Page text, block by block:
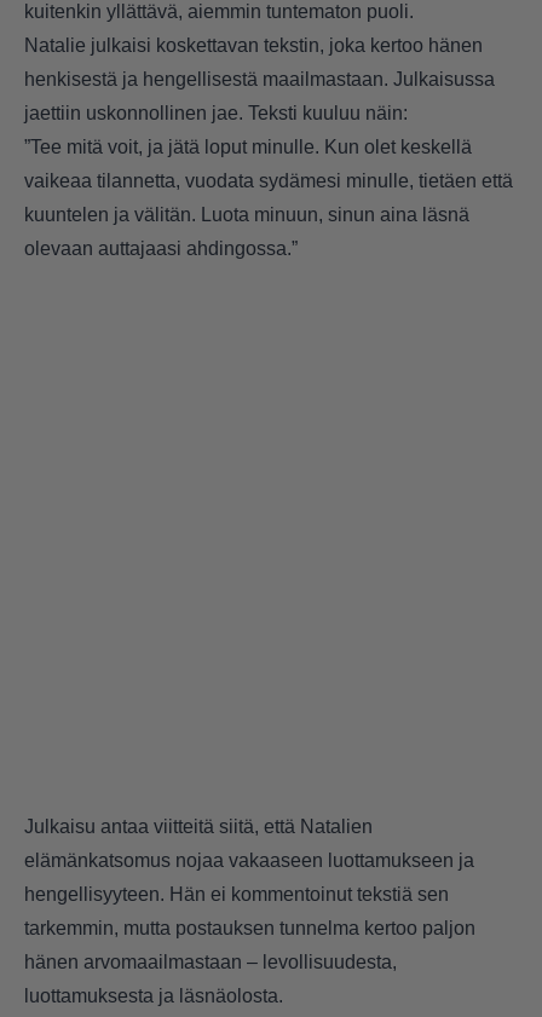
kuitenkin yllättävä, aiemmin tuntematon puoli.
Natalie julkaisi koskettavan tekstin, joka kertoo hänen
henkisestä ja hengellisestä maailmastaan. Julkaisussa
jaettiin uskonnollinen jae. Teksti kuuluu näin:
”Tee mitä voit, ja jätä loput minulle. Kun olet keskellä
vaikeaa tilannetta, vuodata sydämesi minulle, tietäen että
kuuntelen ja välitän. Luota minuun, sinun aina läsnä
olevaan auttajaasi ahdingossa.”
Julkaisu antaa viitteitä siitä, että Natalien
elämänkatsomus nojaa vakaaseen luottamukseen ja
hengellisyyteen. Hän ei kommentoinut tekstiä sen
tarkemmin, mutta postauksen tunnelma kertoo paljon
hänen arvomaailmastaan – levollisuudesta,
luottamuksesta ja läsnäolosta.